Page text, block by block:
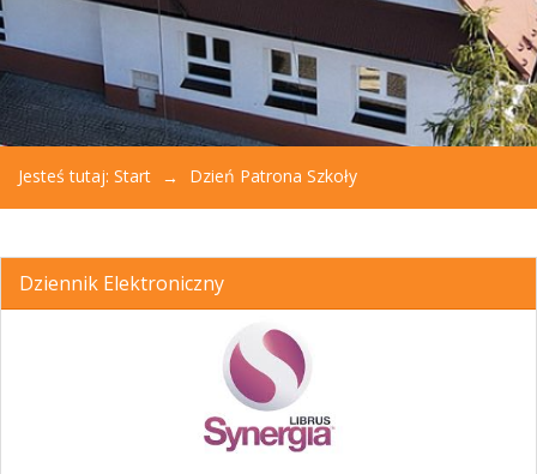
Jesteś tutaj: Start Dzień Patrona Szkoły
Dziennik Elektroniczny